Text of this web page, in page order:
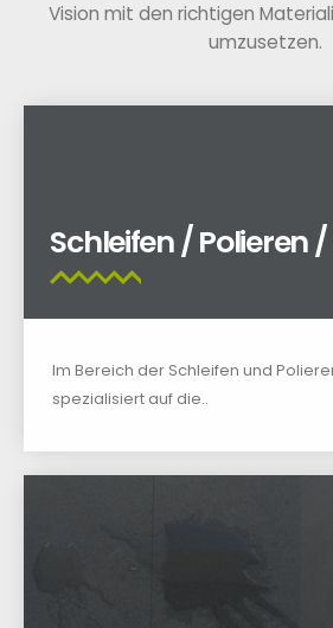
Vision mit den richtigen
umzusetzen.
Schleifen / Polieren
Im Bereich der Schleifen und
spezialisiert auf die..